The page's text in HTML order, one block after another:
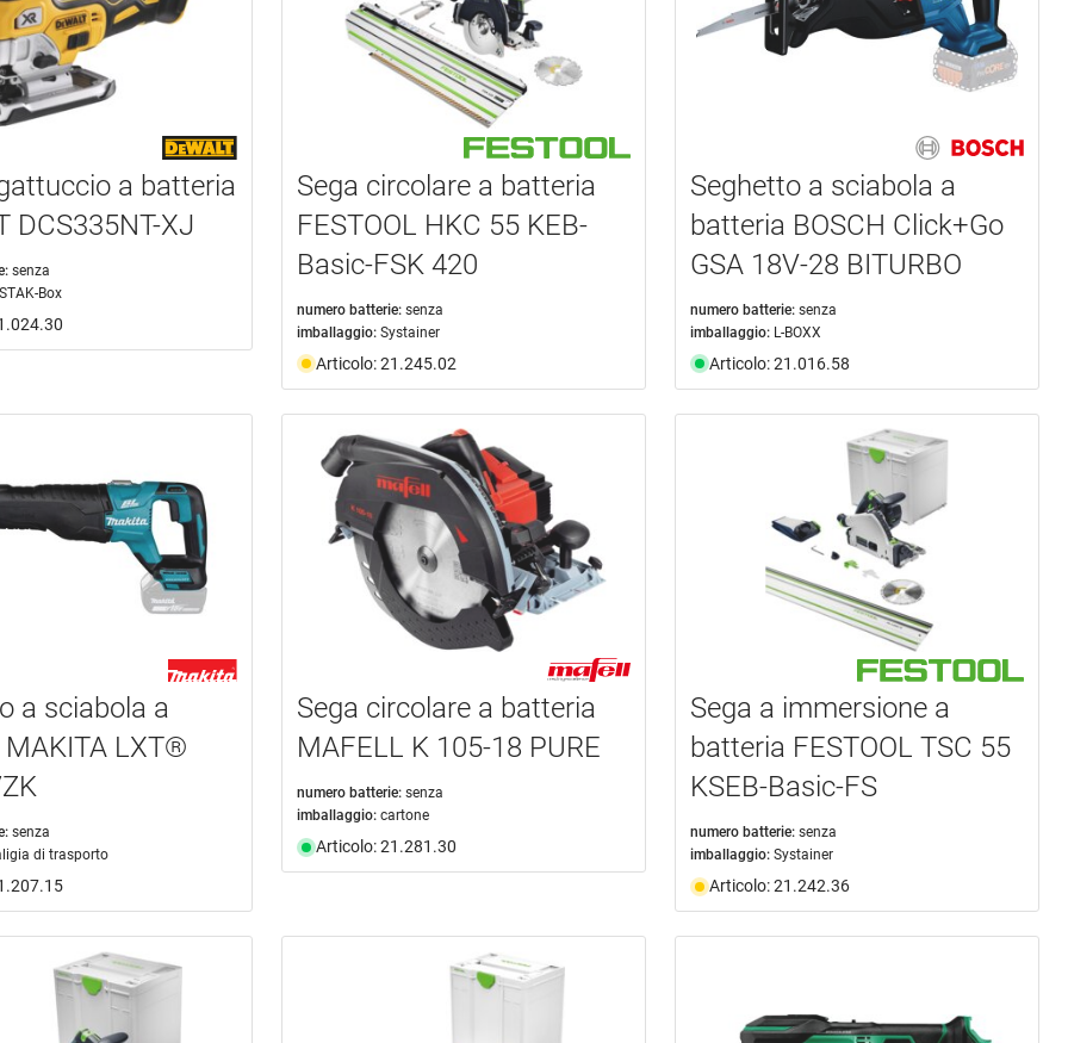
a batteria
DCS335NT-XJ
senza
Box
Sega circolare a batteria
FESTOOL HKC 55 KEB-
Basic-FSK 420
numero batterie: senza
imballaggio: Systainer
Articolo: 21.245.02
Seghetto a sciabola a
batteria BOSCH Click+Go
GSA 18V-28 BITURBO
numero batterie: senza
imballaggio: L-BOXX
Articolo: 21.016.58
a sciabola a
LXT®
senza
di trasporto
Sega circolare a batteria
MAFELL K 105-18 PURE
numero batterie: senza
imballaggio: cartone
Articolo: 21.281.30
Sega a immersione a
batteria FESTOOL TSC 55
KSEB-Basic-FS
numero batterie: senza
imballaggio: Systainer
Articolo: 21.242.36